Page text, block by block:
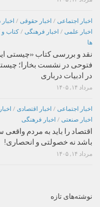
اخبار اجتماعی / اخبار حقوقی /
اخبار علمی / اخبار فرهنگی / کتاب و
ها
نقد و بررسی کتاب «چیستی
فتوحی در نشست بخارا؛
در ادبیات درباری
مرداد ۱۴, ۱۴۰۵
اخبار اجتماعی / اخبار اقتصادی /
اخبار صنعتی / اخبار فرهنگی
اقتصاد را باید به مردم
باشد نه خصولتی و انحصاری!
مرداد ۱۴, ۱۴۰۵
نوشته‌های تازه